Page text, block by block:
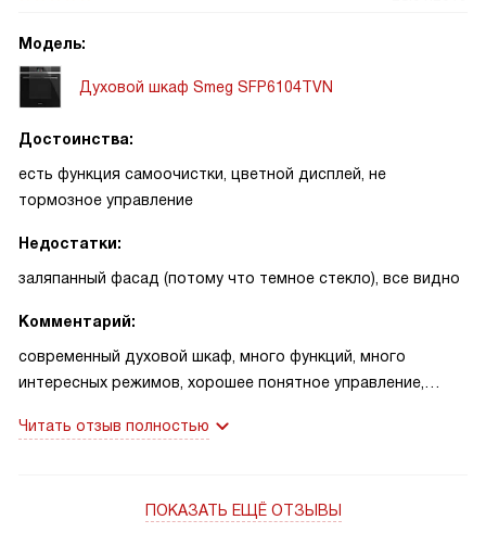
Модель:
Духовой шкаф Smeg SFP6104TVN
Достоинства:
есть функция самоочистки, цветной дисплей, не
тормозное управление
Недостатки:
заляпанный фасад (потому что темное стекло), все видно
Комментарий:
современный духовой шкаф, много функций, много
интересных режимов, хорошее понятное управление,
шкаф специально под духовку не заказывали - был
Читать отзыв полностью
ПОКАЗАТЬ ЕЩЁ ОТЗЫВЫ